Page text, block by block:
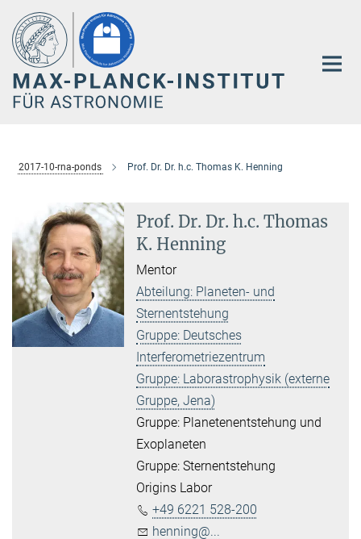
Hauptinhalt
2017-10-rna-ponds Prof. Dr. Dr. h.c. Thomas K. Henning
Prof. Dr. Dr. h.c. Thomas
K. Henning
Mentor
Abteilung: Planeten- und
Sternentstehung
Gruppe: Deutsches
Interferometriezentrum
Gruppe: Laborastrophysik (externe
Gruppe, Jena)
Gruppe: Planetenentstehung und
Exoplaneten
Gruppe: Sternentstehung
Origins Labor
+49 6221 528-200
henning@...